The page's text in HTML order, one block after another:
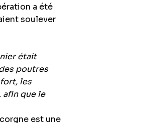
a été
soulever
était
poutres
les
afin que le
est une